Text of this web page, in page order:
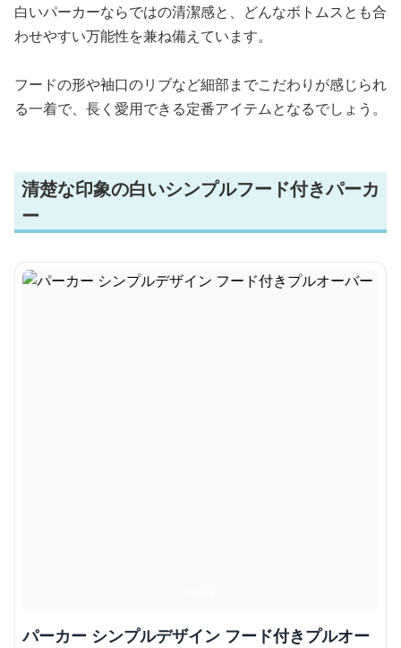
白いパーカーならではの清潔感と、どんなボトムスとも合
わせやすい万能性を兼ね備えています。
フードの形や袖口のリブなど細部までこだわりが感じられ
る一着で、長く愛用できる定番アイテムとなるでしょう。
清楚な印象の白いシンプルフード付きパーカ
ー
パーカー シンプルデザイン フード付きプルオー